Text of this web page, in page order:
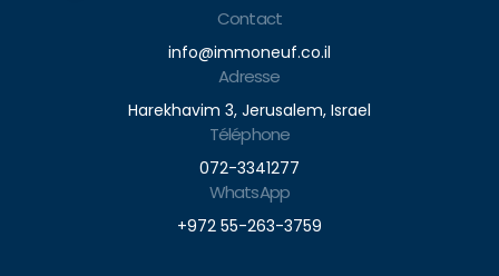
Contact
info@immoneuf.co.il
Adresse
Harekhavim 3, Jerusalem, Israel
Téléphone
072-3341277
WhatsApp
+972 55-263-3759